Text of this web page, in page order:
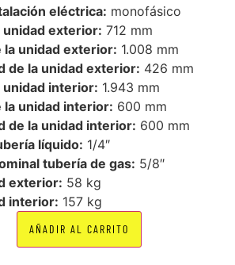
eléctrica: monofásico
unidad exterior: 712 mm
la unidad exterior: 1.008 mm
de la unidad exterior: 426 mm
unidad interior: 1.943 mm
la unidad interior: 600 mm
de la unidad interior: 600 mm
líquido: 1/4″
tubería de gas: 5/8″
exterior: 58 kg
interior: 157 kg
AÑADIR AL CARRITO